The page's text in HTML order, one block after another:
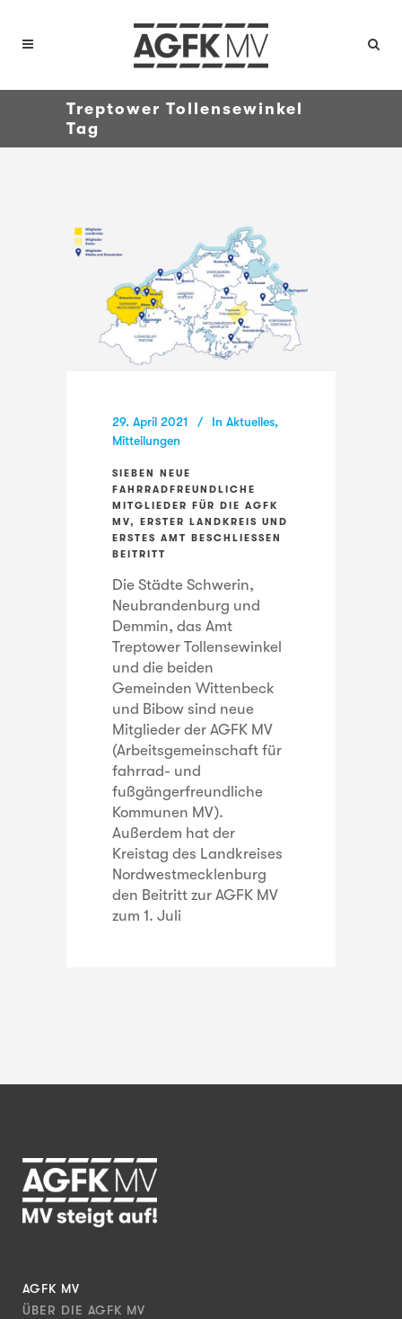
Treptower Tollensewinkel
Tag
29. April 2021 In Aktuelles,
Mitteilungen
SIEBEN NEUE
FAHRRADFREUNDLICHE
MITGLIEDER FÜR DIE AGFK
MV, ERSTER LANDKREIS UND
ERSTES AMT BESCHLIESSEN B
EITRITT
Die Städte Schwerin,
Neubrandenburg und
Demmin, das Amt
Treptower Tollensewinkel
und die beiden
Gemeinden Wittenbeck
und Bibow sind neue
Mitglieder der AGFK MV
(Arbeitsgemeinschaft für
fahrrad- und
fußgängerfreundliche
Kommunen MV).
Außerdem hat der
Kreistag des Landkreises
Nordwestmecklenburg
den Beitritt zur AGFK MV
zum 1. Juli
AGFK MV
ÜBER DIE AGFK MV